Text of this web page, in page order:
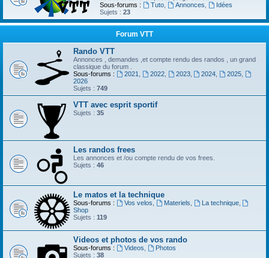
Sous-forums :
Tuto, Annonces
Idées
Sujets : 23
Forum VTT
Rando VTT
Annonces , demandes ,et compte rendu des randos , un grand
classique du forum .
Sous-forums :
2021 2022, 2023, 2024 2025
2026
Sujets : 749
VTT avec esprit sportif
Sujets : 35
Les randos frees
Les annonces et /ou compte rendu de vos frees.
Sujets : 46
Le matos et la technique
Sous-forums : Vos velos Materiels La technique,
Shop
Sujets : 119
Videos et photos de vos rando
Sous-forums : Videos
Photos
Sujets : 38